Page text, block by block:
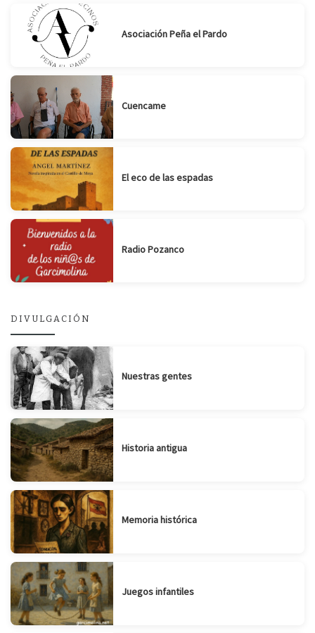
Asociación Peña el Pardo
Cuencame
El eco de las espadas
Radio Pozanco
DIVULGACIÓN
Nuestras gentes
Historia antigua
Memoria histórica
Juegos infantiles